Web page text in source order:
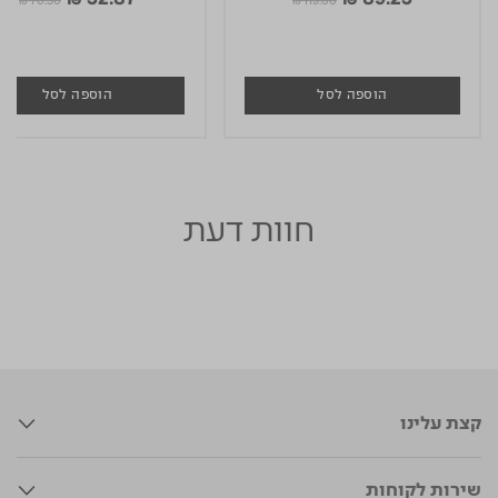
הוספה לסל הוספה לסל
חוות דעת
קצת עלינו
שירות לקוחות